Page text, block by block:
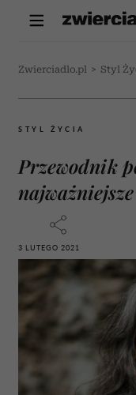
Zwierciadlo.pl > Styl
STYL ŻYCIA
Przewodnik
3 LUTEGO 2021